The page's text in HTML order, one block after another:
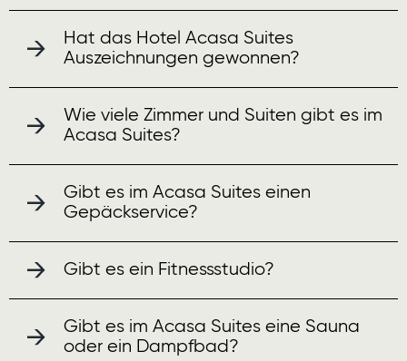
Hat das Hotel Acasa Suites
Auszeichnungen gewonnen?
Wie viele Zimmer und Suiten gibt es im
Acasa Suites?
Gibt es im Acasa Suites einen
Gepäckservice?
Gibt es ein Fitnessstudio?
Gibt es im Acasa Suites eine Sauna
oder ein Dampfbad?